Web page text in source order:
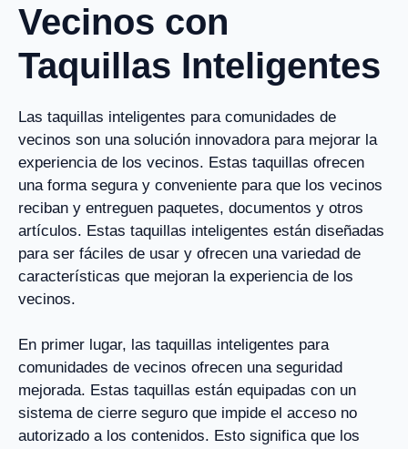
Vecinos con
Taquillas Inteligentes
Las taquillas inteligentes para comunidades de
vecinos son una solución innovadora para mejorar la
experiencia de los vecinos. Estas taquillas ofrecen
una forma segura y conveniente para que los vecinos
reciban y entreguen paquetes, documentos y otros
artículos. Estas taquillas inteligentes están diseñadas
para ser fáciles de usar y ofrecen una variedad de
características que mejoran la experiencia de los
vecinos.
En primer lugar, las taquillas inteligentes para
comunidades de vecinos ofrecen una seguridad
mejorada. Estas taquillas están equipadas con un
sistema de cierre seguro que impide el acceso no
autorizado a los contenidos. Esto significa que los